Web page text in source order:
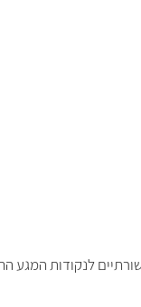
לנקודות המגע